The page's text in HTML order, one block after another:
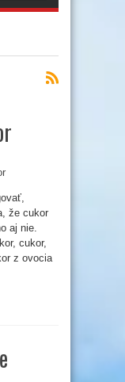
že cukor
aj nie.
cukor,
z ovocia